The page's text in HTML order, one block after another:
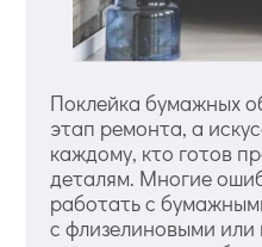
Поклейка бумажных
этап ремонта, а
каждому, кто готов
деталям. Многие
работать с
с флизелиновыми